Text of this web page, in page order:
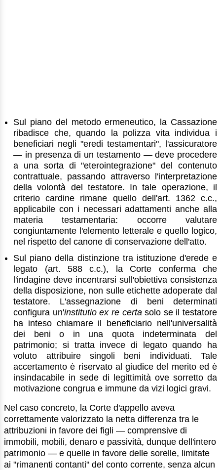
Sul piano del metodo ermeneutico, la Cassazione
ribadisce che, quando la polizza vita individua i
beneficiari negli "eredi testamentari", l'assicuratore
— in presenza di un testamento — deve procedere
a una sorta di "eterointegrazione" del contenuto
contrattuale, passando attraverso l'interpretazione
della volontà del testatore. In tale operazione, il
criterio cardine rimane quello dell'art. 1362 c.c.,
applicabile con i necessari adattamenti anche alla
materia testamentaria: occorre valutare
congiuntamente l'elemento letterale e quello logico,
nel rispetto del canone di conservazione dell'atto.
Sul piano della distinzione tra istituzione d'erede e
legato (art. 588 c.c.), la Corte conferma che
l'indagine deve incentrarsi sull'obiettiva consistenza
della disposizione, non sulle etichette adoperate dal
testatore. L'assegnazione di beni determinati
configura un'institutio ex re certasolo se il testatore
ha inteso chiamare il beneficiario nell'universalità
dei beni o in una quota indeterminata del
patrimonio; si tratta invece di legato quando ha
voluto attribuire singoli beni individuati. Tale
accertamento è riservato al giudice del merito ed è
insindacabile in sede di legittimità ove sorretto da
motivazione congrua e immune da vizi logici gravi.
Nel caso concreto, la Corte d'appello aveva
correttamente valorizzato la netta differenza tra le
attribuzioni in favore dei figli — comprensive di
immobili, mobili, denaro e passività, dunque dell'intero
patrimonio — e quelle in favore delle sorelle, limitate
ai "rimanenti contanti" del conto corrente, senza alcun